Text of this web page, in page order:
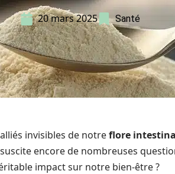
20 mars 2025 Santé
invisibles de notreflore
encore de nombreuses
impact sur notre bien-être ?